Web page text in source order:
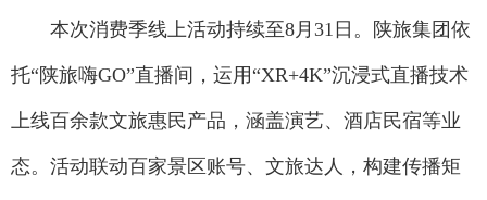
本次消费季线上活动持续至8月31日。陕旅集团依
托“陕旅嗨GO”直播间，运用“XR+4K”沉浸式直播技术
上线百余款文旅惠民产品，涵盖演艺、酒店民宿等业
态。活动联动百家景区账号、文旅达人，构建传播矩